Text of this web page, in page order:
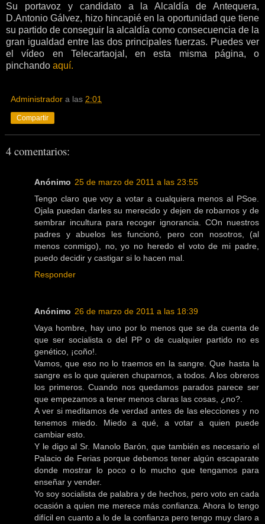
Su portavoz y candidato a la Alcaldía de Antequera,
D.Antonio Gálvez, hizo hincapié en la oportunidad que tiene
su partido de conseguir la alcaldía como consecuencia de la
gran igualdad entre las dos principales fuerzas. Puedes ver
el vídeo en Telecartaojal, en esta misma página, o
pinchando aquí.
Administrador a las 2:01
Compartir
4 comentarios:
Anónimo 25 de marzo de 2011 a las 23:55
Tengo claro que voy a votar a cualquiera menos al PSoe.
Ojala puedan darles su merecido y dejen de robarnos y de
sembrar incultura para recoger ignorancia. COn nuestros
padres y abuelos les funcionó, pero con nosotros, (al
menos conmigo), no, yo no heredo el voto de mi padre,
puedo decidir y castigar si lo hacen mal.
Responder
Anónimo 26 de marzo de 2011 a las 18:39
Vaya hombre, hay uno por lo menos que se da cuenta de
que ser socialista o del PP o de cualquier partido no es
genético, ¡coño!.
Vamos, que eso no lo traemos en la sangre. Que hasta la
sangre es lo que quieren chuparnos, a todos. A los obreros
los primeros. Cuando nos quedamos parados parece ser
que empezamos a tener menos claras las cosas, ¿no?.
A ver si meditamos de verdad antes de las elecciones y no
tenemos miedo. Miedo a qué, a votar a quien puede
cambiar esto.
Y le digo al Sr. Manolo Barón, que también es necesario el
Palacio de Ferias porque debemos tener algún escaparate
donde mostrar lo poco o lo mucho que tengamos para
enseñar y vender.
Yo soy socialista de palabra y de hechos, pero voto en cada
ocasión a quien me merece más confianza. Ahora lo tengo
difícil en cuanto a lo de la confianza pero tengo muy claro a